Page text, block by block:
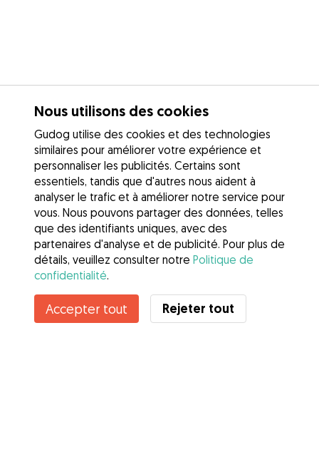
Nous utilisons des cookies
Gudog utilise des cookies et des technologies
similaires pour améliorer votre expérience et
personnaliser les publicités. Certains sont
essentiels, tandis que d'autres nous aident à
analyser le trafic et à améliorer notre service pour
vous. Nous pouvons partager des données, telles
que des identifiants uniques, avec des
partenaires d'analyse et de publicité. Pour plus de
détails, veuillez consulter notre Politique de
confidentialité.
Accepter tout Rejeter tout